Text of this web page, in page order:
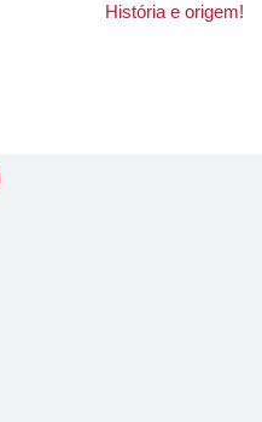
História e origem!